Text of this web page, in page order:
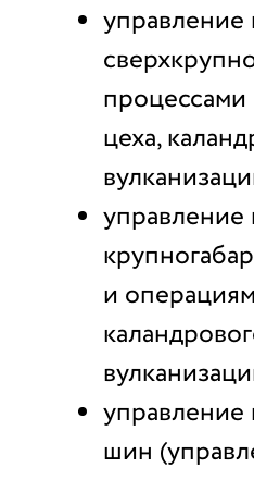
управление
цеха,
управление
и
управление
шин